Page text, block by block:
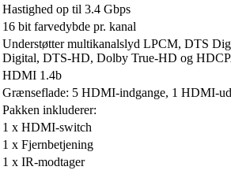
Hastighed op til 3.4 Gbps
16 bit farvedybde pr. kanal
Understøtter multikanalslyd LPCM, DTS
Digital, DTS-HD, Dolby True-HD og
HDMI 1.4b
Grænseflade: 5 HDMI-indgange, 1 HDMI-
Pakken inkluderer:
1 x HDMI-switch
1 x Fjernbetjening
1 x IR-modtager